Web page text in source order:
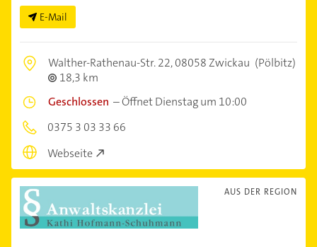
E-Mail
Walther-Rathenau-Str. 22,08058 Zwickau (Pölbitz)
18,3 km
Geschlossen –Öffnet Dienstag um 10:00
0375 3 03 33 66
Webseite
AUS DER REGION